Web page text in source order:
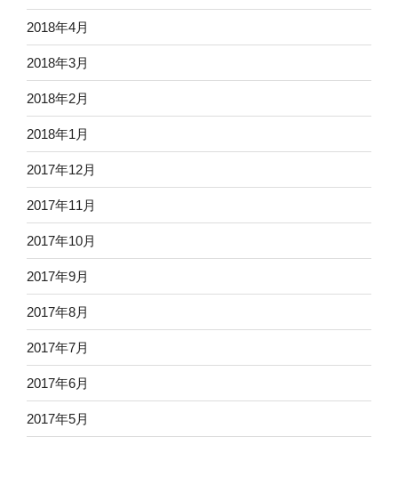
2018年4月
2018年3月
2018年2月
2018年1月
2017年12月
2017年11月
2017年10月
2017年9月
2017年8月
2017年7月
2017年6月
2017年5月